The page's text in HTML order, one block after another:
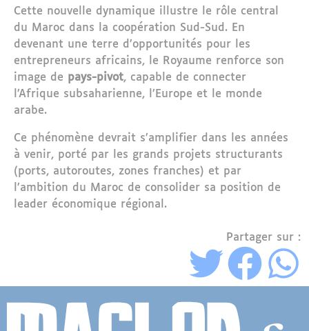
Cette nouvelle dynamique illustre le rôle central
du Maroc dans la coopération Sud-Sud. En
devenant une terre d’opportunités pour les
entrepreneurs africains, le Royaume renforce son
image de pays-pivot, capable de connecter
l’Afrique subsaharienne, l’Europe et le monde
arabe.
Ce phénomène devrait s’amplifier dans les années
à venir, porté par les grands projets structurants
(ports, autoroutes, zones franches) et par
l’ambition du Maroc de consolider sa position de
leader économique régional.
Partager sur :